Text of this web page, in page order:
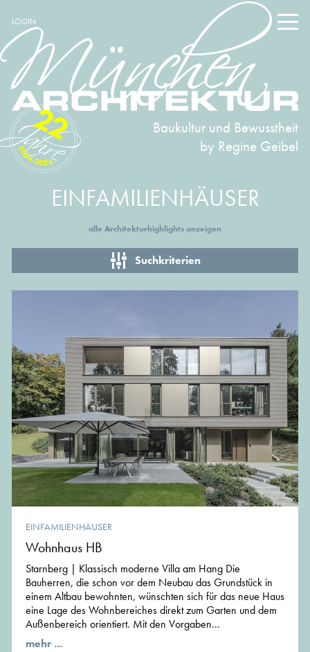
LOGIN
Baukultur und Bewusstheit
by Regine Geibel
2004-2026
22
EINFAMILIENHÄUSER
alle Architekturhighlights anzeigen
Suchkriterien
EINFAMILIENHÄUSER
Wohnhaus HB
Starnberg | Klassisch moderne Villa am Hang Die
Bauherren, die schon vor dem Neubau das Grundstück in
einem Altbau bewohnten, wünschten sich für das neue Haus
eine Lage des Wohnbereiches direkt zum Garten und dem
Außenbereich orientiert. Mit den Vorgaben...
mehr ...